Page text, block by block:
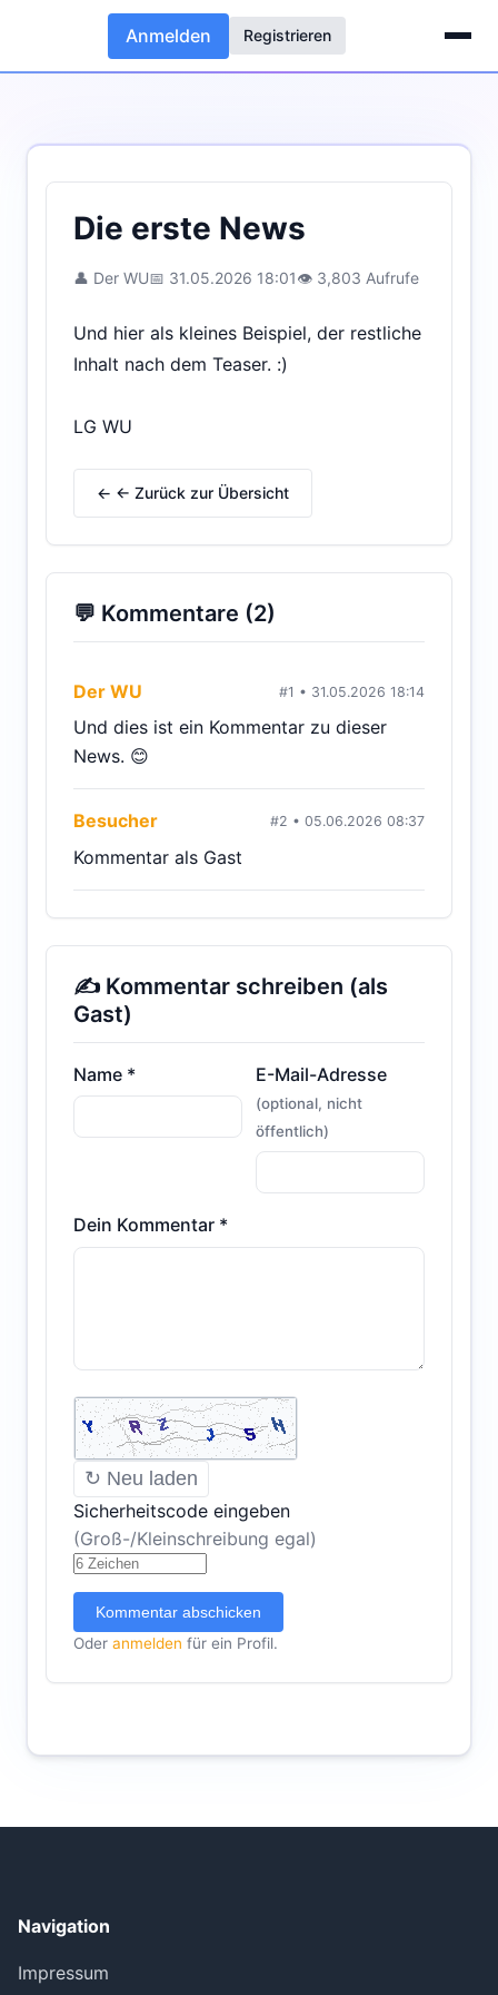
Anmelden Registrieren
Die erste News
👤 Der WU📅 31.05.2026 18:01👁 3,803 Aufrufe
Und hier als kleines Beispiel, der restliche
Inhalt nach dem Teaser. :)
LG WU
← ← Zurück zur Übersicht
💬 Kommentare (2)
Der WU #1 • 31.05.2026 18:14
Und dies ist ein Kommentar zu dieser
News. 😊
Besucher #2 • 05.06.2026 08:37
Kommentar als Gast
✍ Kommentar schreiben (als
Gast)
Name * E-Mail-Adresse
(optional, nicht
öffentlich)
Dein Kommentar *
↻ Neu laden
Sicherheitscode eingeben
(Groß-/Kleinschreibung egal)
Kommentar abschicken
Oder anmelden für ein Profil.
Navigation
Impressum